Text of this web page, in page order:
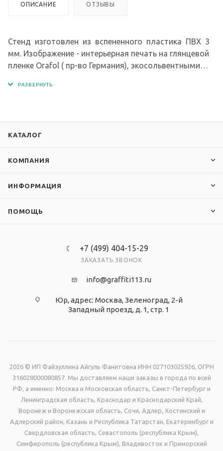
ОПИСАНИЕ ОТЗЫВЫ
Стенд изготовлен из вспененного пластика ПВХ 3
мм. Изображение - интерьерная печать на глянцевой
пленке Orafol ( пр-во Германия), экосольвентными
изготовлены из современного прочного и
КАТАЛОГ
КОМПАНИЯ
ИНФОРМАЦИЯ
ПОМОЩЬ
+7 (499) 404-15-29
ЗАКАЗАТЬ ЗВОНОК
info@graffiti113.ru
Юр, адрес: Москва, Зеленоград, 2-й
Западный проезд, д. 1, стр. 1
2026 © ИП Файзуллина Айгуль Фанитовна ИНН 027103025926, ОГРН
316028000080857. Мы доставляем наши заказы в города по всей
РФ, а именно: Москва и Московская область, Санкт-Петербург и
Ленинградская область, Краснодар и Краснодарский Край,
Воронеж и Воронежская область, Сочи, Адлер, Хостинский и
Адлерский район, Казань и Республика Татарстан, Екатеринбург и
Свердловская область, Севастополь (республика Крым),
Симферополь (республика Крым), Владивосток и Приморский